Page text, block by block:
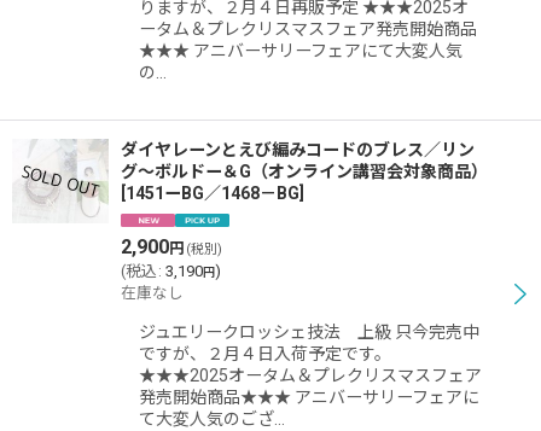
りますが、２月４日再販予定 ★★★2025オ
ータム＆プレクリスマスフェア発売開始商品
★★★ アニバーサリーフェアにて大変人気
の…
ダイヤレーンとえび編みコードのブレス／リン
グ〜ボルドー＆G（オンライン講習会対象商品）
1451ーBG／1468－BG
2,900円 (税別)
(税込 : 3,190円)
在庫なし
ジュエリークロッシェ技法 上級 只今完売中
ですが、２月４日入荷予定です。
★★★2025オータム＆プレクリスマスフェア
発売開始商品★★★ アニバーサリーフェアに
て大変人気のござ…